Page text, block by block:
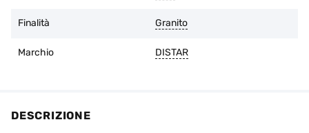
Finalità Granito
Marchio DISTAR
DESCRIZIONE